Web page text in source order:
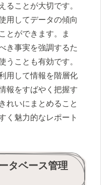
ることが大切です。
用してデータの傾向
とができます。ま
き事実を強調するた
うことも有効です。
用して情報を階層化
報をすばやく把握す
れいにまとめること
く魅力的なレポート
タベース管理